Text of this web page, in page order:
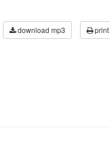
download mp3 print